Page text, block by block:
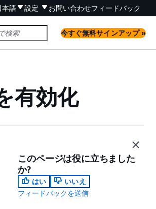
本語 設定 お問い合わせフィードバック
今すぐ無料サインアップ »
有効化
このページは役に立ちました
か?
はい
いいえ
フィードバックを送信